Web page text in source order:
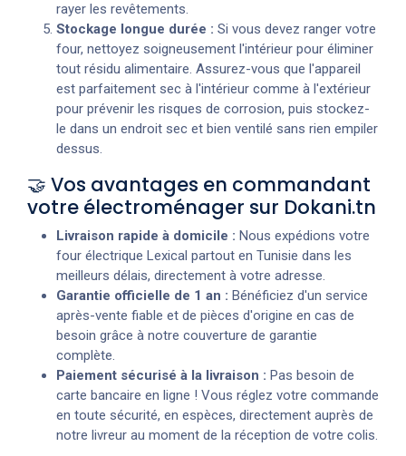
rayer les revêtements.
Stockage longue durée : Si vous devez ranger votre
four, nettoyez soigneusement l'intérieur pour éliminer
tout résidu alimentaire. Assurez-vous que l'appareil
est parfaitement sec à l'intérieur comme à l'extérieur
pour prévenir les risques de corrosion, puis stockez-
le dans un endroit sec et bien ventilé sans rien empiler
dessus.
🤝 Vos avantages en commandant
votre électroménager sur Dokani.tn
Livraison rapide à domicile : Nous expédions votre
four électrique Lexical partout en Tunisie dans les
meilleurs délais, directement à votre adresse.
Garantie officielle de 1 an : Bénéficiez d'un service
après-vente fiable et de pièces d'origine en cas de
besoin grâce à notre couverture de garantie
complète.
Paiement sécurisé à la livraison : Pas besoin de
carte bancaire en ligne ! Vous réglez votre commande
en toute sécurité, en espèces, directement auprès de
notre livreur au moment de la réception de votre colis.